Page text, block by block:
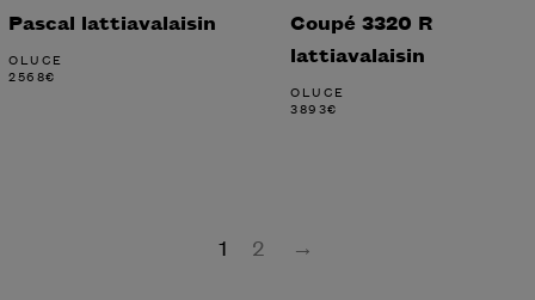
Pascal lattiavalaisin
OLUCE
2568€
Coupé 3320 R
lattiavalaisin
OLUCE
3893€
1 2 →